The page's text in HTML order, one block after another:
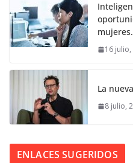
mujeres.
16
La
8 julio,
ENLACES SUGERIDOS